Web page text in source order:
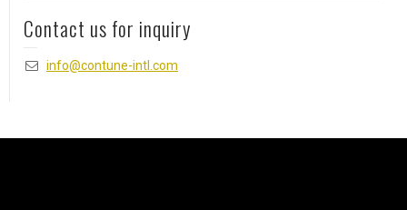
Contact us for inquiry
info@contune-intl.com